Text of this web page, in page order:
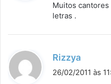
Muitos cantores
letras .
Rizzya
i
26/02/2011 às